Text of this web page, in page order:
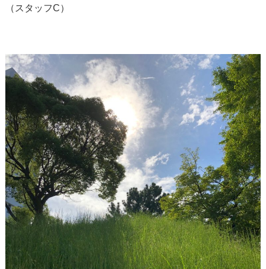
（スタッフC）